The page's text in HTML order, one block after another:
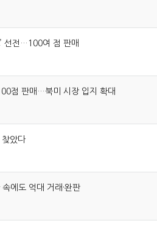
선전…100여 점 판매
점 판매…북미 시장 입지 확대
았다
에도 억대 거래·완판